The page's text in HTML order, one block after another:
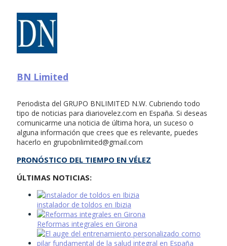
BN Limited
Periodista del GRUPO BNLIMITED N.W. Cubriendo todo
tipo de noticias para diariovelez.com en España. Si deseas
comunicarme una noticia de última hora, un suceso o
alguna información que crees que es relevante, puedes
hacerlo en grupobnlimited@gmail.com
PRONÓSTICO DEL TIEMPO EN VÉLEZ
ÚLTIMAS NOTICIAS:
instalador de toldos en Ibizia
Reformas integrales en Girona